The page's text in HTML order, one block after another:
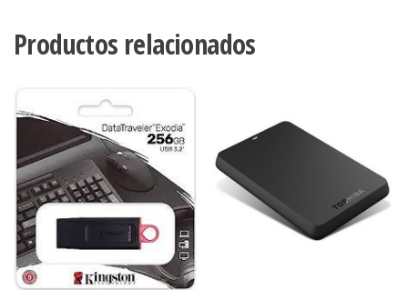
Productos relacionados